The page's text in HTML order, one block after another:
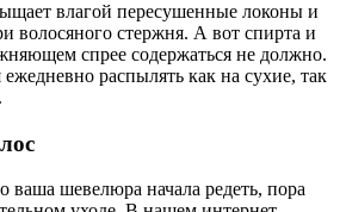
влагой пересушенные локоны и
волосяного стержня. А вот спирта и
спрее содержаться не должно.
ежедневно распылять как на сухие, так
ваша шевелюра начала редеть, пора